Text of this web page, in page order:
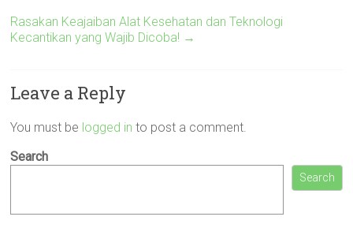
Rasakan Keajaiban Alat Kesehatan dan Teknologi
Kecantikan yang Wajib Dicoba! →
Leave a Reply
You must be logged in to post a comment.
Search
Search